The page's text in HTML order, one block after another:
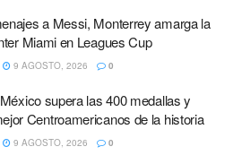
a Messi, Monterrey amarga la
Miami en Leagues Cup
9 AGOSTO, 2026 0
supera las 400 medallas y
Centroamericanos de la historia
9 AGOSTO, 2026 0